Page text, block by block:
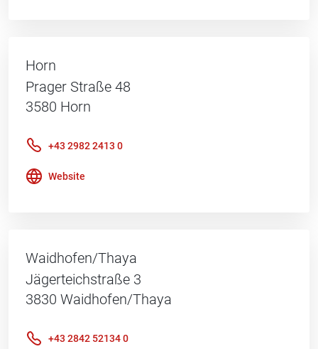
Horn
Prager Straße 48
3580 Horn
+43 2982 2413 0
Website
Waidhofen/Thaya
Jägerteichstraße 3
3830 Waidhofen/Thaya
+43 2842 52134 0